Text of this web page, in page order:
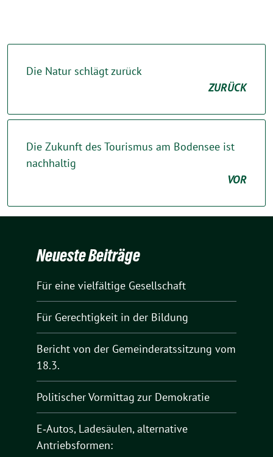
Die Natur schlägt zurück
ZURÜCK
Die Zukunft des Tourismus am Bodensee ist
nachhaltig
VOR
Neueste Beiträge
Für eine vielfältige Gesellschaft
Für Gerechtigkeit in der Bildung
Bericht von der Gemeinderatssitzung vom
18.3.
Politischer Vormittag zur Demokratie
E‑Autos, Ladesäulen, alternative
Antriebsformen: